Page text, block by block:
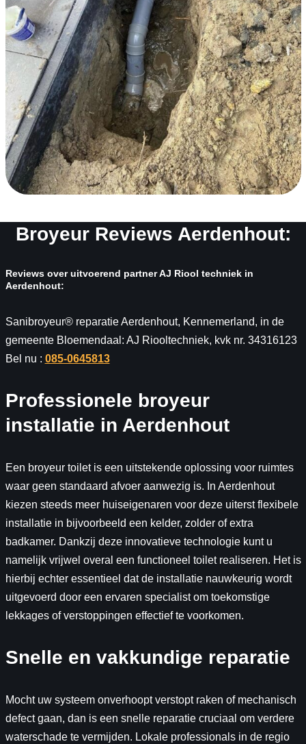
Broyeur Reviews Aerdenhout:
Reviews over uitvoerend partner AJ Riool techniek in
Aerdenhout:
Sanibroyeur® reparatie Aerdenhout, Kennemerland, in de
gemeente Bloemendaal: AJ Riooltechniek, kvk nr. 34316123
Bel nu : 085-0645813
Professionele broyeur
installatie in Aerdenhout
Een broyeur toilet is een uitstekende oplossing voor ruimtes
waar geen standaard afvoer aanwezig is. In Aerdenhout
kiezen steeds meer huiseigenaren voor deze uiterst flexibele
installatie in bijvoorbeeld een kelder, zolder of extra
badkamer. Dankzij deze innovatieve technologie kunt u
namelijk vrijwel overal een functioneel toilet realiseren. Het is
hierbij echter essentieel dat de installatie nauwkeurig wordt
uitgevoerd door een ervaren specialist om toekomstige
lekkages of verstoppingen effectief te voorkomen.
Snelle en vakkundige reparatie
Mocht uw systeem onverhoopt verstopt raken of mechanisch
defect gaan, dan is een snelle reparatie cruciaal om verdere
waterschade te vermijden. Lokale professionals in de regio